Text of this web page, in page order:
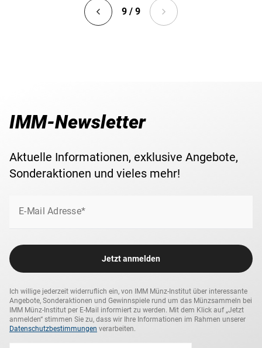
9 / 9
IMM-Newsletter
Aktuelle Informationen, exklusive Angebote,
Sonderaktionen und vieles mehr!
E-Mail Adresse*
Jetzt anmelden
Ich willige jederzeit widerruflich ein, von IMM Münz-Institut über interessante
Angebote, Sonderaktionen und Gewinnspiele rund um das Münzsammeln bei
IMM Münz-Institut per E-Mail informiert zu werden. Mit dem Klick auf „Jetzt
anmelden“ stimmen Sie zu, dass wir Ihre Informationen im Rahmen unserer
Datenschutzbestimmungen verarbeiten.